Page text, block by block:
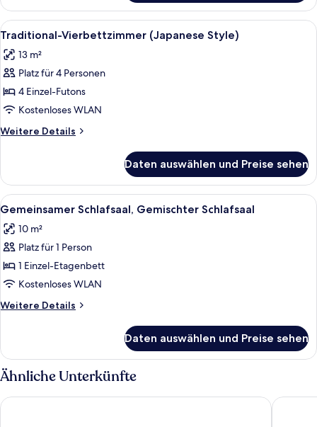
Zweibettzimmer
(Japanese
Style)
Alle
Fotos
für
Traditional-
Vierbettzimmer
(Japanese
Style)
anzeigen
Ein traditioneller japanischer Raum
5
Traditional-Vierbettzimmer (Japanese Style)
13 m²
Platz für 4 Personen
4 Einzel-Futons
Kostenloses WLAN
Weitere Details
Weitere
Vierbettzimmer
(Japanese
Style)
Daten auswählen und Preise sehen
Alle
Fotos
für
Gemeinsamer
Schlafsaal,
Gemischter
Schlafsaal
anzeigen
Ein traditioneller japanischer Raum
6
Gemeinsamer Schlafsaal, Gemischter Schlafsaal
10 m²
Platz für 1 Person
1 Einzel-Etagenbett
Kostenloses WLAN
Weitere Details
Weitere
Schlafsaal,
Gemischter
Schlafsaal
Daten auswählen und Preise sehen
Ähnliche Unterkünfte
Sotetsu Fresa Inn Kamakura Ofuna Higashiguchi plat